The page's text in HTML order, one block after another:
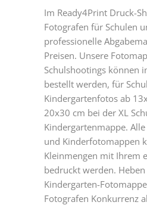
Im Ready4Print Druck-
Fotografen für Schulen
professionelle
Preisen. Unsere
Schulshootings können
bestellt werden, für
Kindergartenfotos ab
20x30 cm bei der XL
Kindergartenmappe.
und Kinderfotomappen
Kleinmengen mit Ihrem
bedruckt werden.
Kindergarten-
Fotografen Konkurrenz